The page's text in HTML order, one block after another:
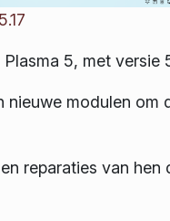
5, met versie
modulen om
reparaties van hen